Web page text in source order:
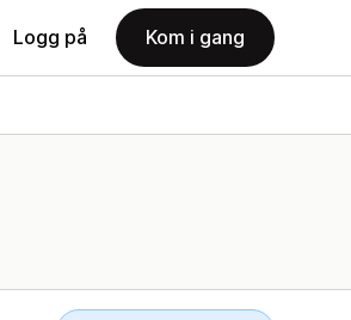
Logg på Kom i gang